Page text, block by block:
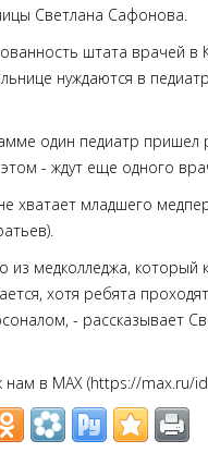
Светлана Сафонова.
штата врачей в
нуждаются в
один педиатр пришел
- ждут еще одного
хватает младшего
из медколледжа, который
хотя ребята
- рассказывает
нам в MAX (https://max.ru/